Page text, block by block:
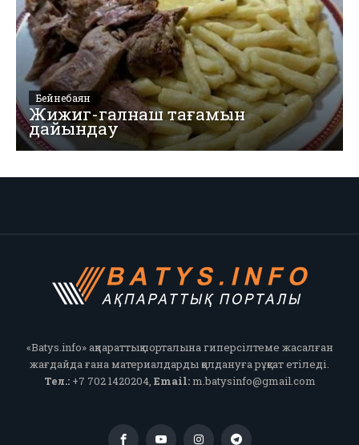
Бейнебаян
Жижиг-галнаш тағамын
дайындау
«Batys.info» ақпараттық порталына гиперсілтеме жасалған
жағдайда ғана материалдарды қолдануға рұқсат етіледі.
Тел.:+7 702 1420204, Email:m.batysinfo@gmail.com